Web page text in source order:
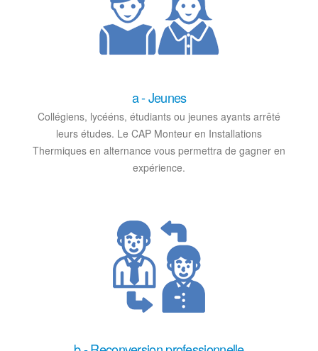
a - Jeunes
Collégiens, lycééns, étudiants ou jeunes ayants arrêté
leurs études. Le CAP Monteur en Installations
Thermiques en alternance vous permettra de gagner en
expérience.